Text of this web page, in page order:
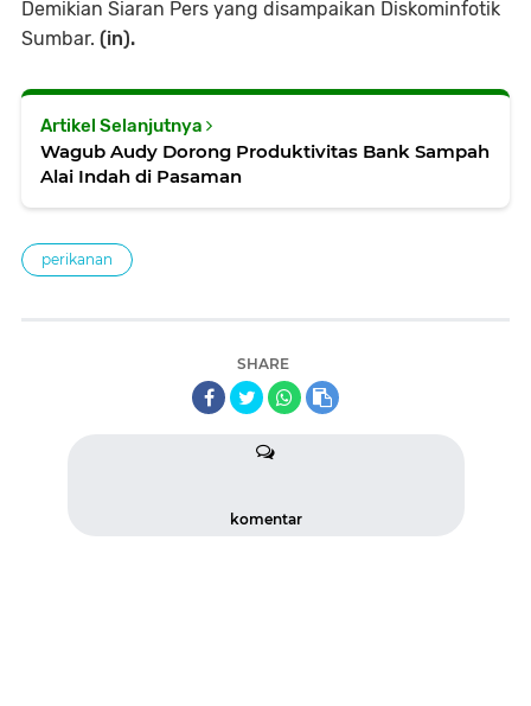
Demikian Siaran Pers yang disampaikan Diskominfotik
Sumbar. (in).
Artikel Selanjutnya
Wagub Audy Dorong Produktivitas Bank Sampah
Alai Indah di Pasaman
perikanan
SHARE
komentar